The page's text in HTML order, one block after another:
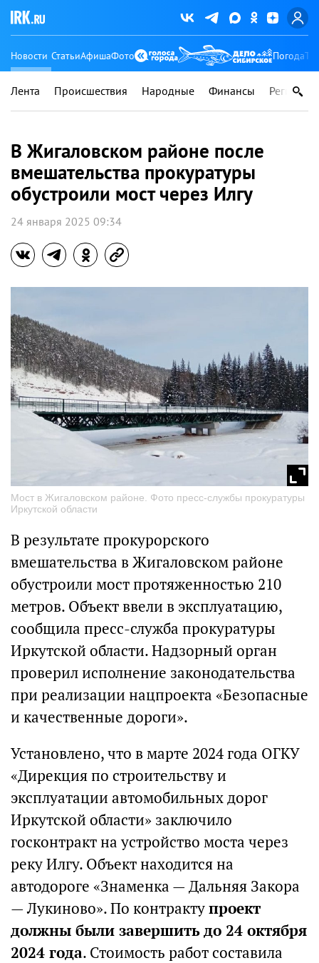
Новости СтатьиАфишаФото Погода
Лента Происшествия Народные Финансы Регионы
В Жигаловском районе после
вмешательства прокуратуры
обустроили мост через Илгу
24 января 2025 09:34
Мост в Жигаловском районе. Фото пресс-службы прокуратуры
Иркутской области
В результате прокурорского
вмешательства в Жигаловском районе
обустроили мост протяженностью 210
метров. Объект ввели в эксплуатацию,
сообщила пресс-служба прокуратуры
Иркутской области. Надзорный орган
проверил исполнение законодательства
при реализации нацпроекта «Безопасные
и качественные дороги».
Установлено, что в марте 2024 года ОГКУ
«Дирекция по строительству и
эксплуатации автомобильных дорог
Иркутской области» заключило
госконтракт на устройство моста через
реку Илгу. Объект находится на
автодороге «Знаменка — Дальняя Закора
— Лукиново». По контрактупроект
должны были завершить до 24 октября
2024 года. Стоимость работ составила